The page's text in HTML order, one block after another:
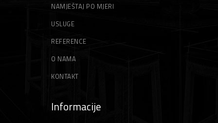
NAMJEŠTAJ PO MJERI
USLUGE
REFERENCE
O NAMA
KONTAKT
Informacije